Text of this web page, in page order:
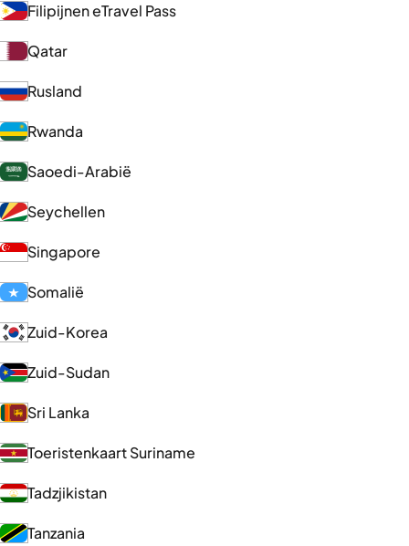
Filipijnen eTravel Pass
Qatar
Rusland
Rwanda
Saoedi-Arabië
Seychellen
Singapore
Somalië
Zuid-Korea
Zuid-Sudan
Sri Lanka
Toeristenkaart Suriname
Tadzjikistan
Tanzania